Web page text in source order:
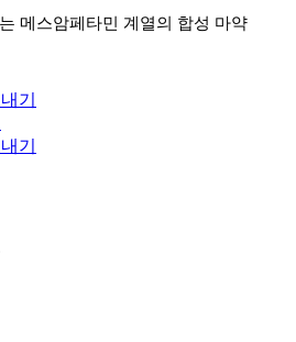
메스암페타민 계열의 합성 마약